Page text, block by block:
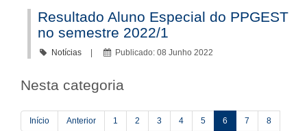
Resultado Aluno Especial do PPGEST
no semestre 2022/1
Notícias Publicado: 08 Junho 2022
Nesta categoria
Início Anterior 1 2 3 4 5 6 7 8